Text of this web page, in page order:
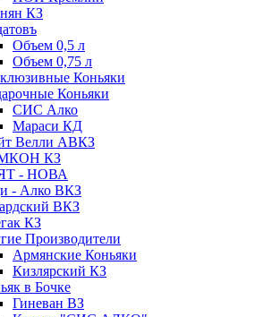
КЗ
Объем 0,5 л
Объем 0,75 л
Коньяки
Коньяки
СИС Алко
Мараси КД
Велли АВКЗ
КЗ
- НОВА
- Алко ВКЗ
ВКЗ
КЗ
Производители
Армянские Коньяки
Кизлярский КЗ
в Бочке
Гиневан ВЗ